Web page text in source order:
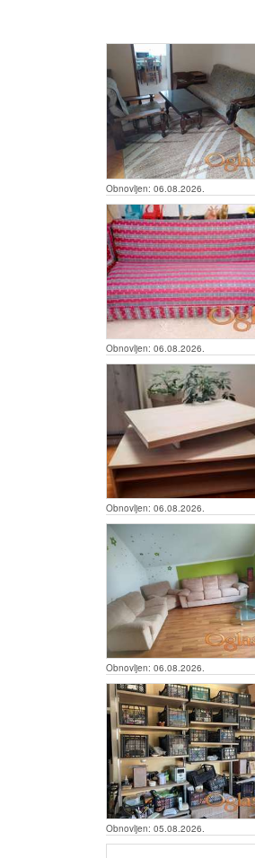
Obnovljen: 06.08.2026.
Obnovljen: 06.08.2026.
Obnovljen: 06.08.2026.
Obnovljen: 06.08.2026.
Obnovljen: 05.08.2026.